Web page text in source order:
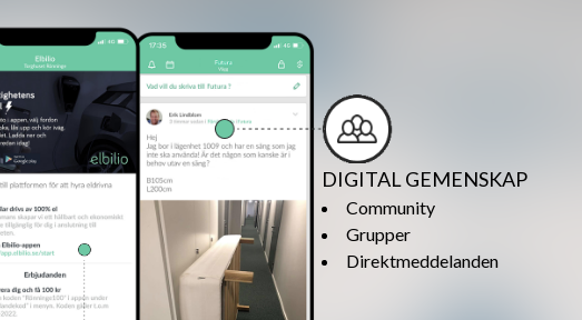
DIGITAL GEMENSKAP
Community
Grupper
Direktmeddelanden